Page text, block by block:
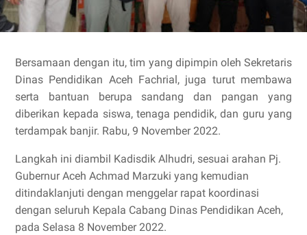
Bersamaan dengan itu, tim yang dipimpin oleh Sekretaris
Dinas Pendidikan Aceh Fachrial, juga turut membawa
serta bantuan berupa sandang dan pangan yang
diberikan kepada siswa, tenaga pendidik, dan guru yang
terdampak banjir. Rabu, 9 November 2022.
Langkah ini diambil Kadisdik Alhudri, sesuai arahan Pj.
Gubernur Aceh Achmad Marzuki yang kemudian
ditindaklanjuti dengan menggelar rapat koordinasi
dengan seluruh Kepala Cabang Dinas Pendidikan Aceh,
pada Selasa 8 November 2022.